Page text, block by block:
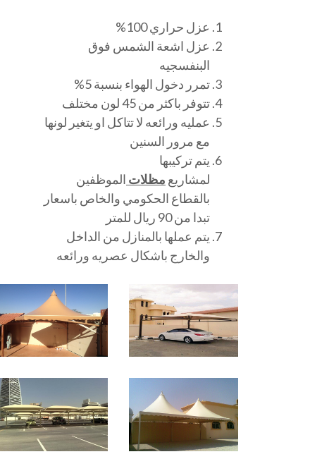
عزل حراري 100%
عزل اشعة الشمس فوق
البنفسجيه
تمرر دخول الهواء بنسبة 5%
تتوفر باكثر من 45 لون مختلف
عمليه ورائعه لا تتاكل او يتغير لونها
مع مرور السنين
يتم تركيبها
لمشاريع مظلات الموظفين
بالقطاع الحكومي والخاص باسعار
تبدا من 90 ريال للمتر
يتم عملها بالمنازل من الداخل
والخارج باشكال عصريه ورائعه